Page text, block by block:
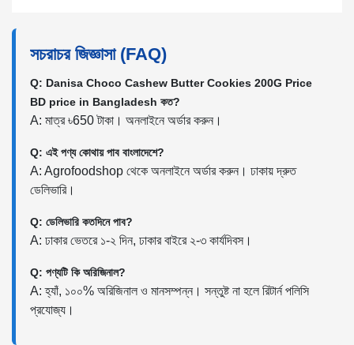
সচরাচর জিজ্ঞাসা (FAQ)
Q: Danisa Choco Cashew Butter Cookies 200G Price
BD price in Bangladesh কত?
A: মাত্র ৳650 টাকা। অনলাইনে অর্ডার করুন।
Q: এই পণ্য কোথায় পাব বাংলাদেশে?
A: Agrofoodshop থেকে অনলাইনে অর্ডার করুন। ঢাকায় দ্রুত
ডেলিভারি।
Q: ডেলিভারি কতদিনে পাব?
A: ঢাকার ভেতরে ১-২ দিন, ঢাকার বাইরে ২-৩ কার্যদিবস।
Q: পণ্যটি কি অরিজিনাল?
A: হ্যাঁ, ১০০% অরিজিনাল ও মানসম্পন্ন। সন্তুষ্ট না হলে রিটার্ন পলিসি
প্রযোজ্য।